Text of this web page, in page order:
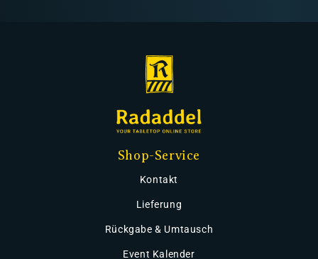
Shop-Service
Kontakt
Lieferung
Rückgabe & Umtausch
Event Kalender